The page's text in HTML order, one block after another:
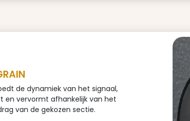
de dynamiek van het signaal,
en vervormt afhankelijk van het
van de gekozen sectie.